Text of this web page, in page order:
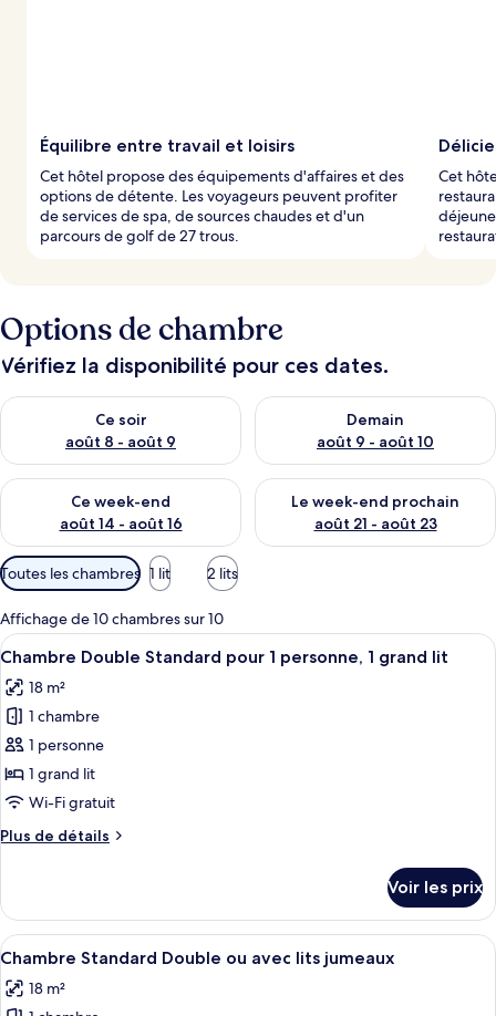
Équilibre entre travail et loisirs
Cet hôtel propose des équipements d'affaires et des
options de détente. Les voyageurs peuvent profiter
de services de spa, de sources chaudes et d'un
parcours de golf de 27 trous.
Cet
Options de chambre
Vérifiez la disponibilité pour ces dates.
Ce soir
août 8 - août 9
Vérifier la disponibilité pour ce soir août 8 - août 9
Demain
août 9 - août 10
Vérifier la disponibilité pour
Ce week-end
août 14 - août 16
Vérifier la disponibilité pour ce week-end août 14 - août 16
Le week-end prochain
août 21 - août 23
Vérifier la disponibilité pour
Filtres
disponibles
pour
les
chambres
Toutes les chambres 1 lit 2 lits
Affichage de 10 chambres sur 10
Afficher
toutes
les
photos
pour
ce
type
chambre :
Standard
pour
1
personne,
Une chambre d’hôtel avec un lit, un
14
Chambre Double Standard pour 1 personne, 1 grand lit
18 m²
1 chambre
1 personne
1 grand lit
Wi-Fi gratuit
Plus de détails
Plus
le
type
de
Chambre
Voir les prix
Afficher
toutes
les
Une chambre d’hôtel avec un lit, un
17
Chambre Standard Double ou avec lits jumeaux
18 m²